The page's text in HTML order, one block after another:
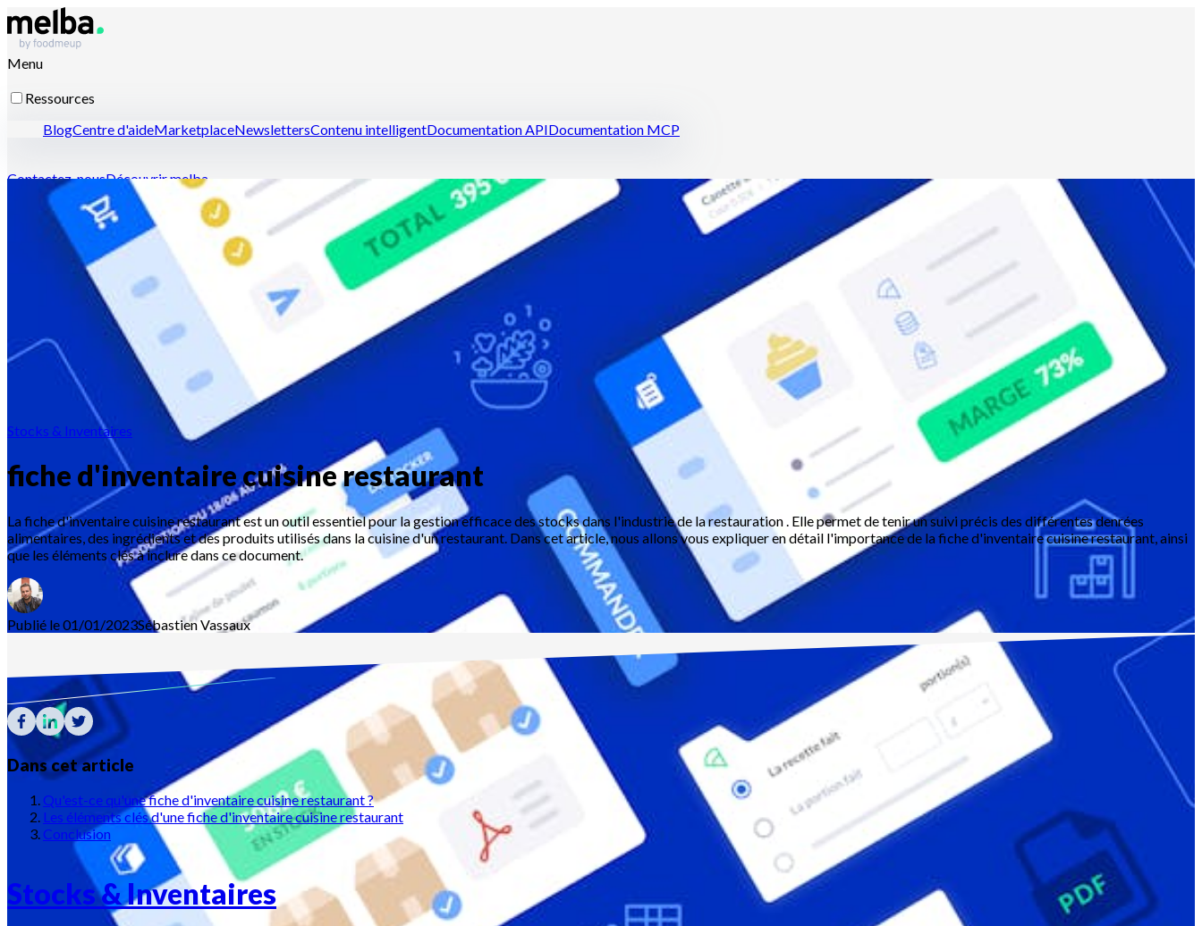
Menu
Ressources
BlogCentre d'aideMarketplaceNewslettersContenu intelligentDocumentation APIDocumentation MCP
Contactez-nousDécouvrir melba
Stocks & Inventaires
fiche d'inventaire cuisine restaurant
La fiche d'inventaire cuisine restaurant est un outil essentiel pour la gestion efficace des stocks dans l'industrie de la restauration . Elle permet de tenir un suivi précis des différentes denrées
alimentaires, des ingrédients et des produits utilisés dans la cuisine d'un restaurant. Dans cet article, nous allons vous expliquer en détail l'importance de la fiche d'inventaire cuisine restaurant, ainsi
que les éléments clés à inclure dans ce document.
Publié le 01/01/2023SébastienVassaux
Dans cet article
Qu'est-ce qu'une fiche d'inventaire cuisine restaurant ?
Les éléments clés d'une fiche d'inventaire cuisine restaurant
Conclusion
Stocks & Inventaires